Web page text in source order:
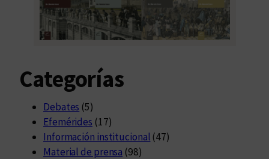
Categorías
Debates (5)
Efemérides (17)
Información institucional (47)
Material de prensa (98)